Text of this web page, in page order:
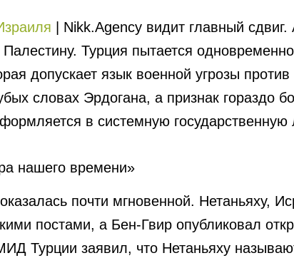
| Nikk.Agency видит главный
Турция пытается
допускает язык военной угрозы
словах Эрдогана, а признак гораздо
в системную
нашего времени»
почти мгновенной. Нетаньяху,
постами, а Бен-Гвир опубликовал
Турции заявил, что Нетаньяху